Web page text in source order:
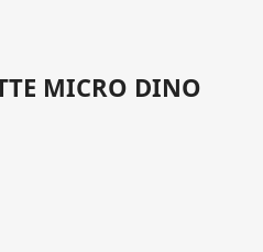
MICRO DINO